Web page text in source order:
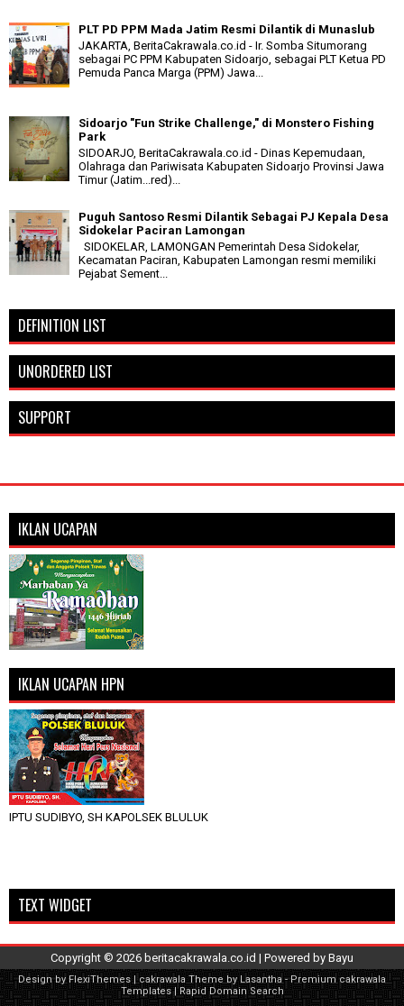
PLT PD PPM Mada Jatim Resmi Dilantik di Munaslub
JAKARTA, BeritaCakrawala.co.id - Ir. Somba Situmorang
sebagai PC PPM Kabupaten Sidoarjo, sebagai PLT Ketua PD
Pemuda Panca Marga (PPM) Jawa...
Sidoarjo "Fun Strike Challenge," di Monstero Fishing
Park
SIDOARJO, BeritaCakrawala.co.id - Dinas Kepemudaan,
Olahraga dan Pariwisata Kabupaten Sidoarjo Provinsi Jawa
Timur (Jatim...red)...
Puguh Santoso Resmi Dilantik Sebagai PJ Kepala Desa
Sidokelar Paciran Lamongan
SIDOKELAR, LAMONGAN Pemerintah Desa Sidokelar,
Kecamatan Paciran, Kabupaten Lamongan resmi memiliki
Pejabat Sement...
DEFINITION LIST
UNORDERED LIST
SUPPORT
IKLAN UCAPAN
IKLAN UCAPAN HPN
IPTU SUDIBYO, SH KAPOLSEK BLULUK
TEXT WIDGET
Copyright © 2026 beritacakrawala.co.id | Powered by Bayu
Design by FlexiThemes| cakrawala Theme by Lasantha -Premium cakrawala
Templates|Rapid Domain Search